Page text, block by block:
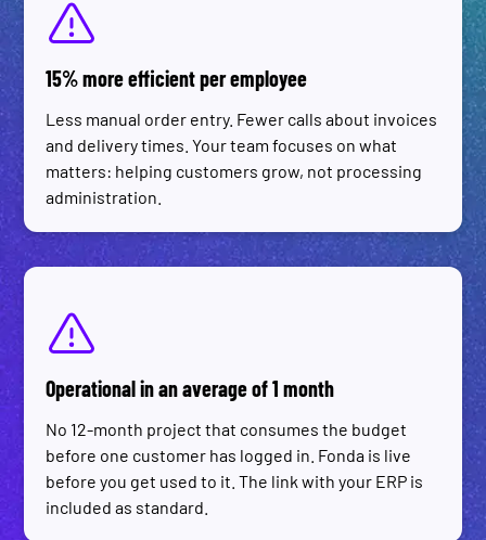
15% more efficient per employee
Less manual order entry. Fewer calls about invoices
and delivery times. Your team focuses on what
matters: helping customers grow, not processing
administration.
Operational in an average of 1 month
No 12-month project that consumes the budget
before one customer has logged in. Fonda is live
before you get used to it. The link with your ERP is
included as standard.